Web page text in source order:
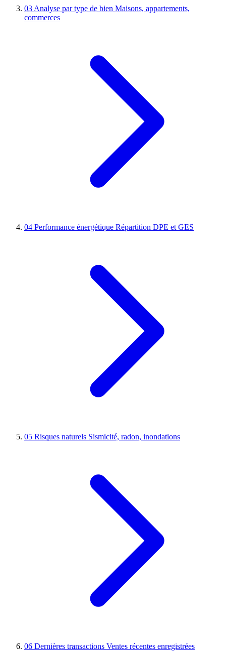
03 Analyse par type de bien Maisons, appartements,
commerces
04 Performance énergétique Répartition DPE et GES
05 Risques naturels Sismicité, radon, inondations
06 Dernières transactions Ventes récentes enregistrées